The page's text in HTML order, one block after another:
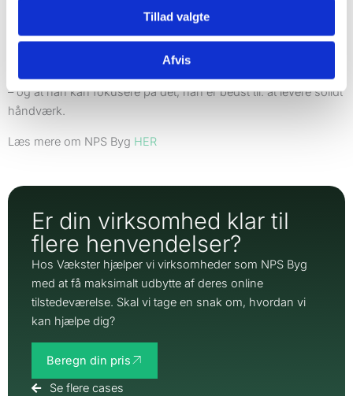
Tillad valgte
Afvis
gennemsigtig strategi har NPS Byg ikke blot oplevet flere
henvendelser, men også fået en samarbejdspartner, der tager
ansvar og følger op. For Nicklas har det betydet, at han nu ser
markedsføring som en investering snarere end en omkostning
– og at han kan fokusere på det, han er bedst til: at levere solidt
håndværk.
Læs mere om NPS Byg HER
Er din virksomhed klar til
flere henvendelser?
Hos Vækster hjælper vi virksomheder som NPS Byg
med at få maksimalt udbytte af deres online
tilstedeværelse. Skal vi tage en snak om, hvordan vi
kan hjælpe dig?
Beregn din pris
Se flere cases